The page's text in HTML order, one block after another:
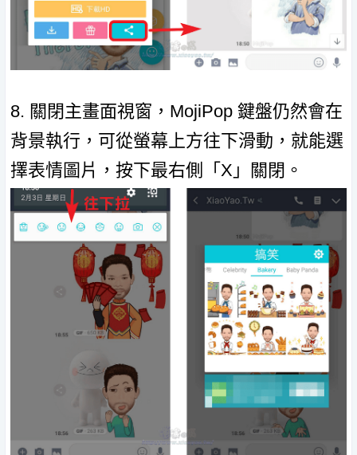
8. 關閉主畫面視窗，MojiPop 鍵盤仍然會在
背景執行，可從螢幕上方往下滑動，就能選
擇表情圖片，按下最右側「X」關閉。